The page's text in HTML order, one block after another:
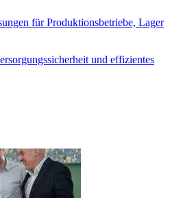
für Produktionsbetriebe, Lager
und effizientes